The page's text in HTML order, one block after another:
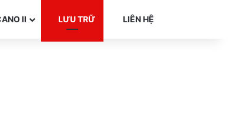
II LƯU TRỮ LIÊN HỆ